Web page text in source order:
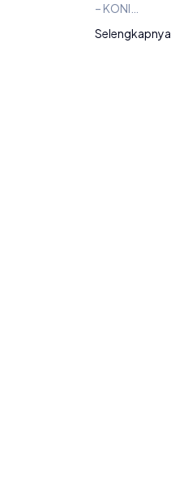
– KONI…
Selengkapnya